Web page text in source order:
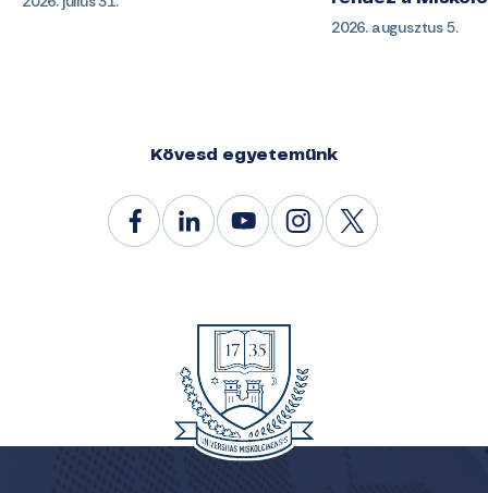
2026. augusztus 5.
Kövesd egyetemünk